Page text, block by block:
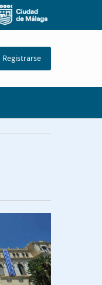
Registrarse